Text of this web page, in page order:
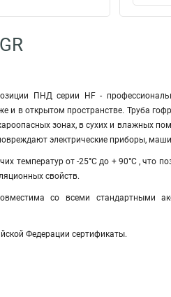
ПНД серии HF -
и в открытом пространстве. Труба
зонах, в сухих и влажных
электрические приборы,
температур от -25°С до + 90°С , что
свойств.
со всеми стандартными
Федерации сертификаты.